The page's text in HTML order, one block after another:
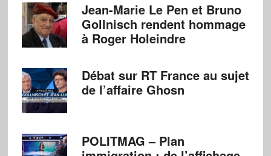
Jean-Marie Le Pen et Bruno
Gollnisch rendent hommage
à Roger Holeindre
Débat sur RT France au sujet
de l’affaire Ghosn
POLITMAG – Plan